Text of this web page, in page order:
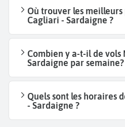
Où trouver les
Cagliari - Sardaigne ?
Combien y a-t-il de vols
Sardaigne par semaine?
Quels sont les horaires
- Sardaigne ?